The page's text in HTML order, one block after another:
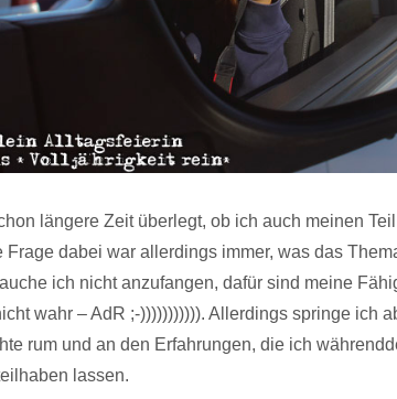
längere Zeit überlegt, ob ich auch meinen
Frage dabei war allerdings immer, was das
ich nicht anzufangen, dafür sind meine
wahr – AdR ;-))))))))))). Allerdings springe ich
rum und an den Erfahrungen, die ich
lassen.